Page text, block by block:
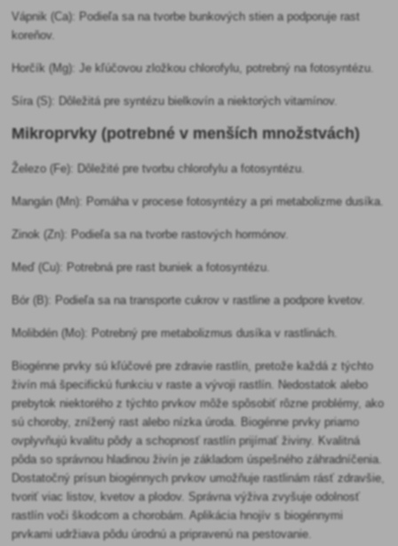
Vápnik (Ca): Podieľa sa na tvorbe bunkových stien a podporuje rast
koreňov.
Horčík (Mg): Je kľúčovou zložkou chlorofylu, potrebný na fotosyntézu.
Síra (S): Dôležitá pre syntézu bielkovín a niektorých vitamínov.
Mikroprvky (potrebné v menších množstvách)
Železo (Fe): Dôležité pre tvorbu chlorofylu a fotosyntézu.
Mangán (Mn): Pomáha v procese fotosyntézy a pri metabolizme dusíka.
Zinok (Zn): Podieľa sa na tvorbe rastových hormónov.
Meď (Cu): Potrebná pre rast buniek a fotosyntézu.
Bór (B): Podieľa sa na transporte cukrov v rastline a podpore kvetov.
Molibdén (Mo): Potrebný pre metabolizmus dusíka v rastlinách.
Biogénne prvky sú kľúčové pre zdravie rastlín, pretože každá z týchto
živín má špecifickú funkciu v raste a vývoji rastlín. Nedostatok alebo
prebytok niektorého z týchto prvkov môže spôsobiť rôzne problémy, ako
sú choroby, znížený rast alebo nízka úroda. Biogénne prvky priamo
ovplyvňujú kvalitu pôdy a schopnosť rastlín prijímať živiny. Kvalitná
pôda so správnou hladinou živín je základom úspešného záhradníčenia.
Dostatočný prísun biogénnych prvkov umožňuje rastlinám rásť zdravšie,
tvoriť viac listov, kvetov a plodov. Správna výživa zvyšuje odolnosť
rastlín voči škodcom a chorobám. Aplikácia hnojív s biogénnymi
prvkami udržiava pôdu úrodnú a pripravenú na pestovanie.